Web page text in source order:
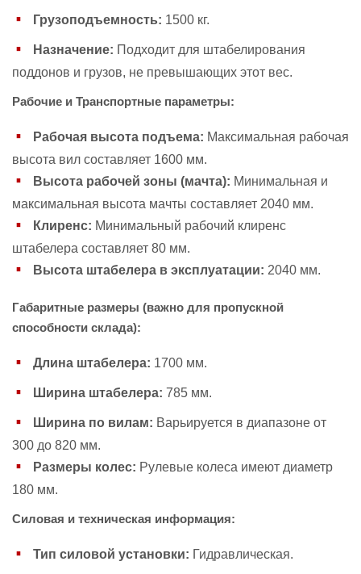
Грузоподъемность: 1500 кг.
Назначение: Подходит для штабелирования
поддонов и грузов, не превышающих этот вес.
Рабочие и Транспортные параметры:
Рабочая высота подъема: Максимальная рабочая
высота вил составляет 1600 мм.
Высота рабочей зоны (мачта): Минимальная и
максимальная высота мачты составляет 2040 мм.
Клиренс: Минимальный рабочий клиренс
штабелера составляет 80 мм.
Высота штабелера в эксплуатации: 2040 мм.
Габаритные размеры (важно для пропускной
способности склада):
Длина штабелера: 1700 мм.
Ширина штабелера: 785 мм.
Ширина по вилам: Варьируется в диапазоне от
300 до 820 мм.
Размеры колес: Рулевые колеса имеют диаметр
180 мм.
Силовая и техническая информация:
Тип силовой установки: Гидравлическая.